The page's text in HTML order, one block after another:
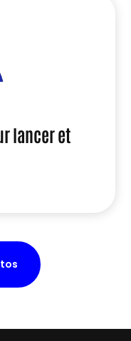
lancer et